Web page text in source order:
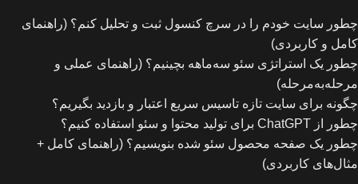
چطور سایت خودم را در سرچ کنسول ثبت و تحلیل کنم؟ (راهنمای
کامل و کاربردی)
چطور یک استراتژی سئو سه‌ماهه بچینیم؟ (راهنمای عملی و
مرحله‌به‌مرحله)
چگونه برای سایت تازه‌ تاسیس سریع اعتبار و بازدید بگیریم؟
چطور از ChatGPT برای تولید محتوا و سئو استفاده کنیم؟
چطور یک صفحه محصول سئو شده بنویسیم؟ (راهنمای کامل +
مثال‌های کاربردی)